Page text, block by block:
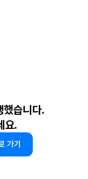
했습니다.
요.
가기